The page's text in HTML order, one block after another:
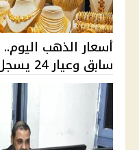
سابق وعيار 24 يسجل 6982 جن...